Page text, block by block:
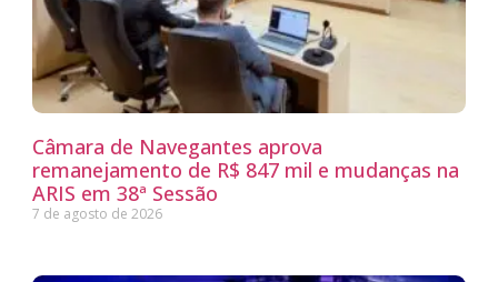
Câmara de Navegantes aprova
remanejamento de R$ 847 mil e mudanças na
ARIS em 38ª Sessão
7 de agosto de 2026